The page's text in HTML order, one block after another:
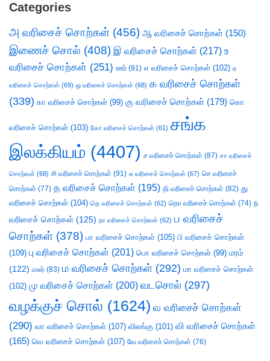
Categories
அ வரிசைச் சொற்கள் (456) ஆ வரிசைச் சொற்கள் (150)
இணைச் சொல் (408) இ வரிசைச் சொற்கள் (217) உ
வரிசைச் சொற்கள் (251) ஊர் (91) எ வரிசைச் சொற்கள் (102) ஏ
வரிசைச் சொற்கள் (69) ஒ வரிசைச் சொற்கள் (68) க வரிசைச் சொற்கள்
(339) கா வரிசைச் சொற்கள் (99) கு வரிசைச் சொற்கள் (179) கொ
வரிசைச் சொற்கள் (103) கோ வரிசைச் சொற்கள் (61) சங்க
இலக்கியம் (4407) ச வரிசைச் சொற்கள் (87) சா வரிசைச்
சொற்கள் (68) சி வரிசைச் சொற்கள் (91) சு வரிசைச் சொற்கள் (67) செ வரிசைச்
சொற்கள் (77) த வரிசைச் சொற்கள் (195) தி வரிசைச் சொற்கள் (82) து
வரிசைச் சொற்கள் (104) தெ வரிசைச் சொற்கள் (62) தொ வரிசைச் சொற்கள் (74) ந
வரிசைச் சொற்கள் (125) நா வரிசைச் சொற்கள் (62) ப வரிசைச்
சொற்கள் (378) பா வரிசைச் சொற்கள் (105) பி வரிசைச் சொற்கள்
(109) பு வரிசைச் சொற்கள் (201) பொ வரிசைச் சொற்கள் (99) மரம்
(122) மலர் (83) ம வரிசைச் சொற்கள் (292) மா வரிசைச் சொற்கள்
(102) மு வரிசைச் சொற்கள் (200) வடசொல் (297)
வழக்குச் சொல் (1624) வ வரிசைச் சொற்கள்
(290) வா வரிசைச் சொற்கள் (107) விலங்கு (101) வி வரிசைச் சொற்கள்
(165) வெ வரிசைச் சொற்கள் (107) வே வரிசைச் சொற்கள் (76)